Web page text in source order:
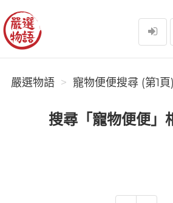
嚴選物語
嚴選物語 寵物便便搜尋 (第1頁)
搜尋「寵物便便」